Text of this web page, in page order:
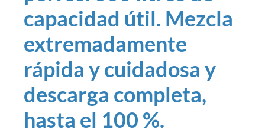
capacidad útil. Mezcla
extremadamente
rápida y cuidadosa y
descarga completa,
hasta el 100 %.